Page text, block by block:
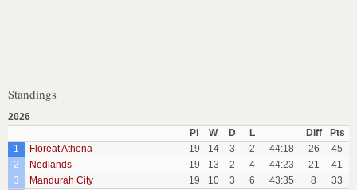
Standings
2026
Pl
W D L Diff
Pts
1
Floreat Athena 19 14 3 2 44:18 26
45
2
Nedlands 19 13 2 4 44:23 21
41
3
Mandurah City 19 10 3 6 43:35 8
33